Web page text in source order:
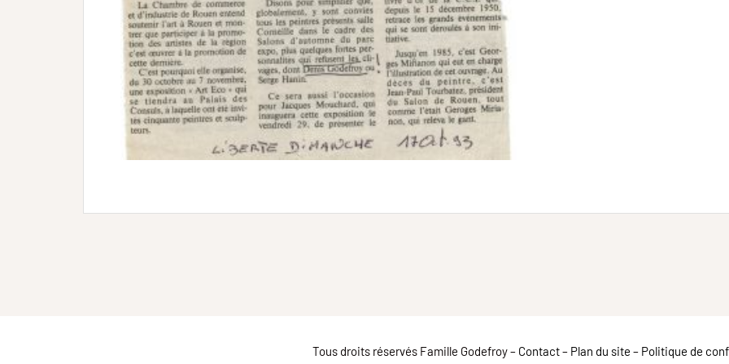
Tous droits réservés Famille Godefroy – Contact– Plan du site – Politique de